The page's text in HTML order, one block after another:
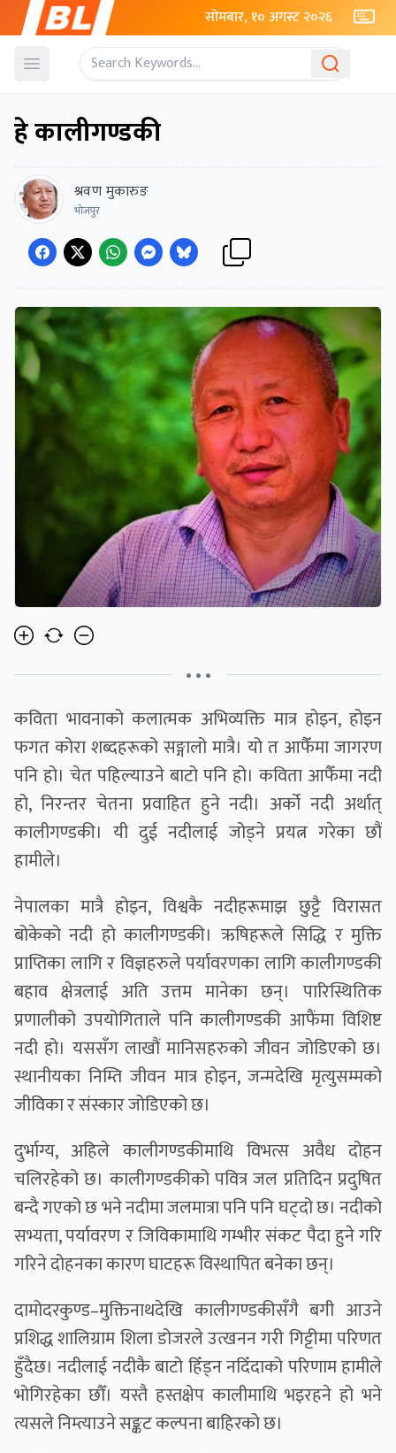
सोमबार, १० अगस्ट २०२६
Open menu
हे कालीगण्डकी
श्रवण मुकारुङ
भोजपुर
• • •
कविता भावनाको कलात्मक अभिव्यक्ति मात्र होइन, होइन
फगत कोरा शब्दहरूको सङ्गालो मात्रै। यो त आफैँमा जागरण
पनि हो। चेत पहिल्याउने बाटो पनि हो। कविता आफैँमा नदी
हो, निरन्तर चेतना प्रवाहित हुने नदी। अर्को नदी अर्थात्
कालीगण्डकी। यी दुई नदीलाई जोड्ने प्रयत्न गरेका छौं
हामीले।
नेपालका मात्रै होइन, विश्वकै नदीहरूमाझ छुट्टै विरासत
बोकेको नदी हो कालीगण्डकी। ऋषिहरूले सिद्धि र मुक्ति
प्राप्तिका लागि र विज्ञहरुले पर्यावरणका लागि कालीगण्डकी
बहाव क्षेत्रलाई अति उत्तम मानेका छन्। पारिस्थितिक
प्रणालीको उपयोगिताले पनि कालीगण्डकी आफैंमा विशिष्ट
नदी हो। यससँग लाखौं मानिसहरुको जीवन जोडिएको छ।
स्थानीयका निम्ति जीवन मात्र होइन, जन्मदेखि मृत्युसम्मको
जीविका र संस्कार जोडिएको छ।
दुर्भाग्य, अहिले कालीगण्डकीमाथि विभत्स अवैध दोहन
चलिरहेको छ। कालीगण्डकीको पवित्र जल प्रतिदिन प्रदुषित
बन्दै गएको छ भने नदीमा जलमात्रा पनि पनि घट्दो छ। नदीको
सभ्यता, पर्यावरण र जिविकामाथि गम्भीर संकट पैदा हुने गरि
गरिने दोहनका कारण घाटहरू विस्थापित बनेका छन्।
दामोदरकुण्ड–मुक्तिनाथदेखि कालीगण्डकीसँगै बगी आउने
प्रशिद्ध शालिग्राम शिला डोजरले उत्खनन गरी गिट्टीमा परिणत
हुँदैछ। नदीलाई नदीकै बाटो हिँड्न नदिँदाको परिणाम हामीले
भोगिरहेका छौँ। यस्तै हस्तक्षेप कालीमाथि भइरहने हो भने
त्यसले निम्त्याउने सङ्कट कल्पना बाहिरको छ।